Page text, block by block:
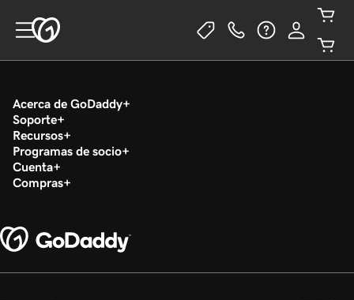
Acerca de GoDaddy
Soporte
Recursos
Programas de socio
Cuenta
Compras